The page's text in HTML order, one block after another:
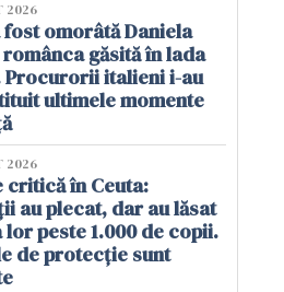
2026
fost omorâtă Daniela
găsită în lada
Procurorii italieni i-au
ultimele momente
2026
critică în Ceuta:
au plecat, dar au lăsat
lor peste 1.000 de copii.
de protecție sunt